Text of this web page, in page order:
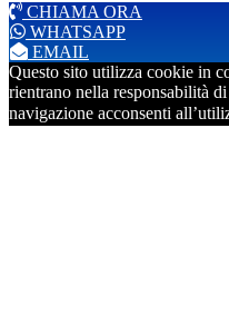
CHIAMA ORA
WHATSAPP
EMAIL
Questo sito utilizza cookie in
rientrano nella responsabilità
navigazione acconsenti